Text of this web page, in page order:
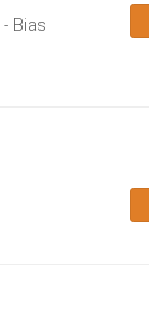
- Bias